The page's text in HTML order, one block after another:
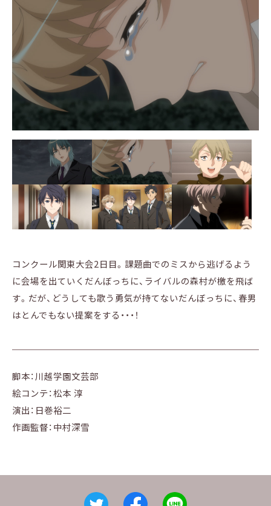
コンクール関東大会2日目。課題曲でのミスから逃げるよう
に会場を出ていくだんぼっちに、ライバルの森村が檄を飛ば
す。だが、どうしても歌う勇気が持てないだんぼっちに、春男
はとんでもない提案をする・・・！
脚本：川越学園文芸部
絵コンテ：松本 淳
演出： 日巻裕二
作画監督：中村深雪